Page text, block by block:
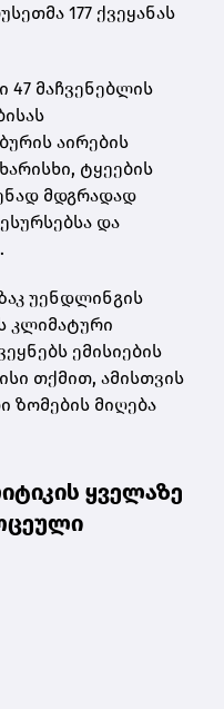
177 ქვეყანას
47 მაჩვენებლის
აირების
ტყეების
მდგრადად
და
უენდლინგის
კლიმატური
ემისიების
თქმით, ამისთვის
ზომების მიღება
ყველაზე